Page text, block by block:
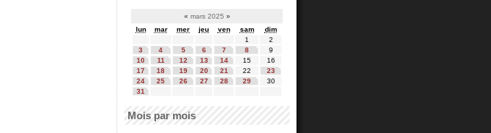
« mars 2025 »
lun
mar mer jeu ven sam
dim
1
2
3
4 5 6 7 8
9
10
11 12 13 14 15
16
17
18 19 20 21 22
23
24
25 26 27 28 29
30
31
Mois par mois